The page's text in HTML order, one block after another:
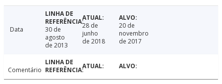
Data
30 de
agosto
de 2013
28 de
junho
de 2018
20 de
novembro
de 2017
Comentário